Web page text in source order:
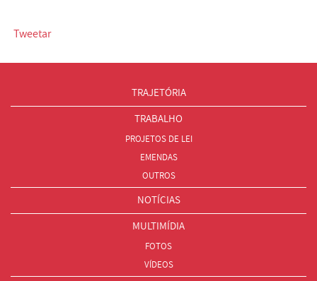
Tweetar
TRAJETÓRIA
TRABALHO
PROJETOS DE LEI
EMENDAS
OUTROS
NOTÍCIAS
MULTIMÍDIA
FOTOS
VÍDEOS